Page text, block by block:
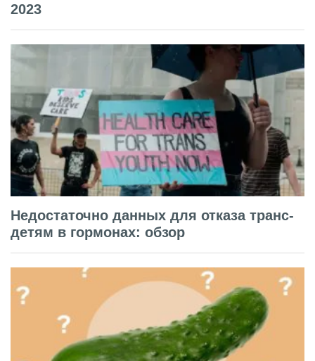
2023
Недостаточно данных для отказа транс-
детям в гормонах: обзор